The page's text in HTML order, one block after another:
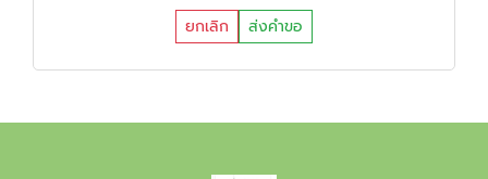
ยกเลิก ส่งคำขอ